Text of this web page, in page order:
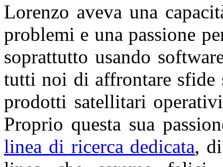
Lorenzo aveva una
problemi e una passione
soprattutto usando
tutti noi di affrontare sfide
prodotti satellitari
Proprio questa sua
linea di ricerca dedicata,